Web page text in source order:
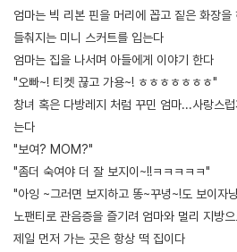
엄마는 빅 리본 핀을 머리에 꼽고 짙은 화장
들춰지는 미니 스커트를 입는다
엄마는 집을 나서며 아들에게 이야기 한다
"오빠~! 티켓 끊고 가용~! ㅎㅎㅎㅎㅎㅎㅎ"
창녀 혹은 다방레지 처럼 꾸민 엄마...사랑스
는다
"보여? MOM?"
"좀더 숙여야 더 잘 보지이~!!ㅋㅋㅋㅋㅋ"
"아잉 ~그러면 보지하고 똥~꾸녕~!도 보이자
노팬티로 관음증을 즐기려 엄마와 멀리 지방
제일 먼저 가는 곳은 항상 떡 집이다